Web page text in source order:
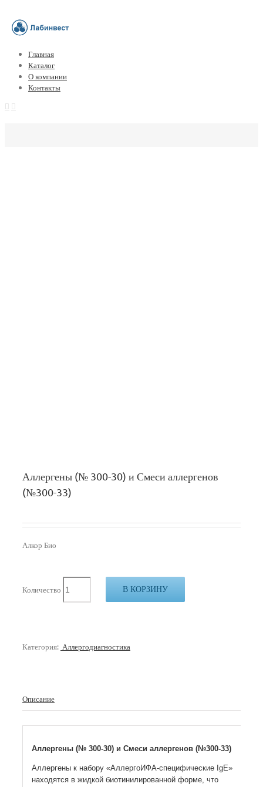
Главная
Каталог
О компании
Контакты
Аллергены (№ 300-30) и Смеси аллергенов
(№300-33)
Алкор Био
Количество В КОРЗИНУ
Категория: Аллергодиагностика
Описание
Аллергены (№ 300-30) и Смеси аллергенов (№300-33)
Аллергены к набору «АллергоИФА-специфические IgE»
находятся в жидкой биотинилированной форме, что